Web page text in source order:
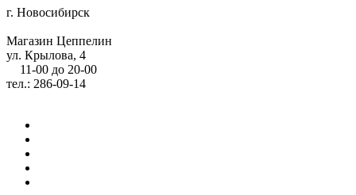
г. Новосибирск
Магазин Цеппелин
ул. Крылова, 4
11-00 до 20-00
тел.: 286-09-14